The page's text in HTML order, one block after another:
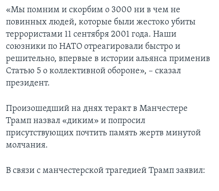
«Мы помним и скорбим о 3000 ни в чем не
повинных людей, которые были жестоко убиты
террористами 11 сентября 2001 года. Наши
союзники по НАТО отреагировали быстро и
решительно, впервые в истории альянса применив
Статью 5 о коллективной обороне», – сказал
президент.
Произошедший на днях теракт в Манчестере
Трамп назвал «диким» и попросил
присутствующих почтить память жертв минутой
молчания.
В связи с манчестерской трагедией Трамп заявил: